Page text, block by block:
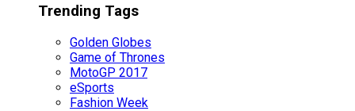
Trending Tags
Golden Globes
Game of Thrones
MotoGP 2017
eSports
Fashion Week